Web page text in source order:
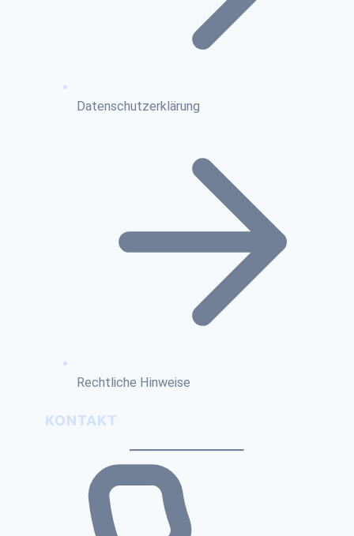
Datenschutzerklärung
Rechtliche Hinweise
KONTAKT